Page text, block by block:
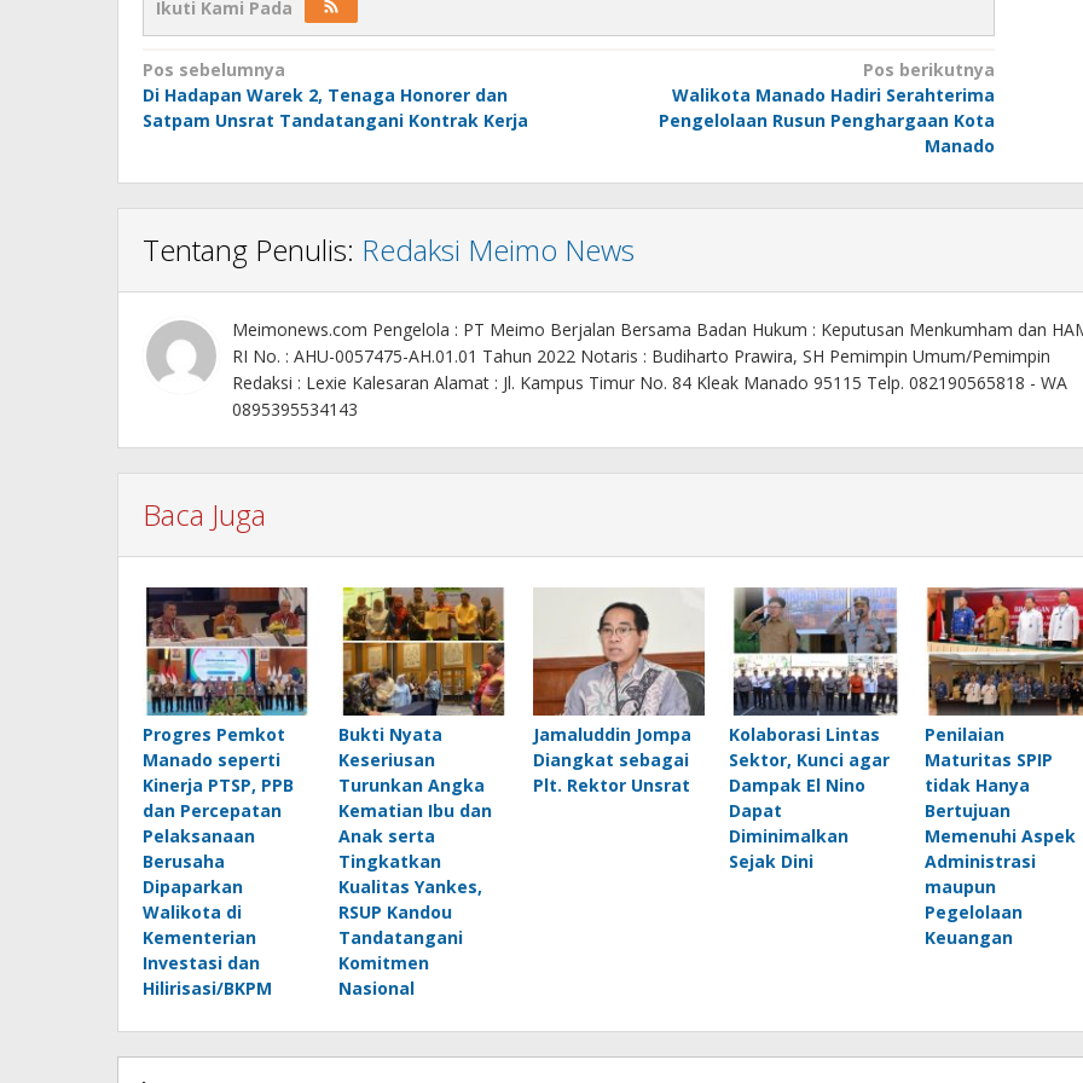
Ikuti Kami Pada
Navigasi
pos
Pos sebelumnya
Di Hadapan Warek 2, Tenaga Honorer dan
Satpam Unsrat Tandatangani Kontrak Kerja
Pos berikutnya
Walikota Manado Hadiri Serahterima
Pengelolaan Rusun Penghargaan Kota
Manado
Tentang Penulis: Redaksi Meimo News
Meimonews.com Pengelola : PT Meimo Berjalan Bersama Badan Hukum : Keputusan Menkumham dan
RI No. : AHU-0057475-AH.01.01 Tahun 2022 Notaris : Budiharto Prawira, SH Pemimpin Umum/Pemimpin
Redaksi : Lexie Kalesaran Alamat : Jl. Kampus Timur No. 84 Kleak Manado 95115 Telp. 082190565818 - WA
0895395534143
Baca Juga
Progres Pemkot
Manado seperti
Kinerja PTSP, PPB
dan Percepatan
Pelaksanaan
Berusaha
Dipaparkan
Walikota di
Kementerian
Investasi dan
Hilirisasi/BKPM
Bukti Nyata
Keseriusan
Turunkan Angka
Kematian Ibu dan
Anak serta
Tingkatkan
Kualitas Yankes,
RSUP Kandou
Tandatangani
Komitmen
Nasional
Jamaluddin Jompa
Diangkat sebagai
Plt. Rektor Unsrat
Kolaborasi Lintas
Sektor, Kunci agar
Dampak El Nino
Dapat
Diminimalkan
Sejak Dini
Penilaian
Maturitas SPIP
tidak Hanya
Bertujuan
Memenuhi Aspek
Administrasi
maupun
Pegelolaan
Keuangan